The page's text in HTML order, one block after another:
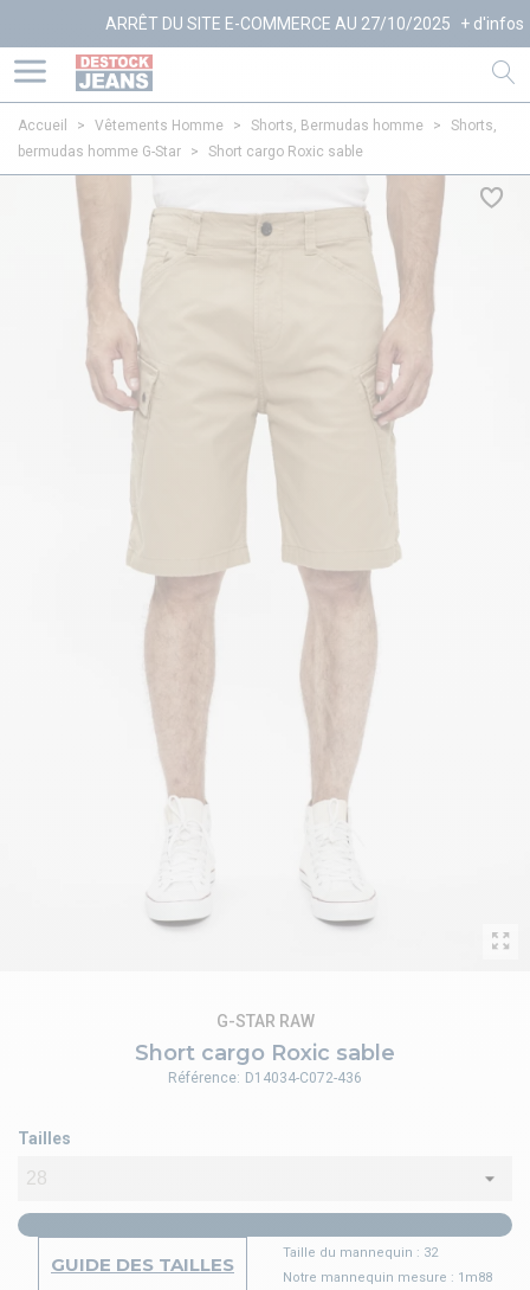
ARRÊT DU SITE E-COMMERCE AU 27/10/2025 + d'infos
Accueil > Vêtements Homme > Shorts, Bermudas homme >
Shorts,
bermudas homme G-Star
> Short cargo Roxic sable
Short cargo Roxic sable
G-STAR RAW
Tailles
GUIDE DES TAILLES
Taille du mannequin : 32
Notre mannequin mesure : 1m88
Référence: D14034-C072-436